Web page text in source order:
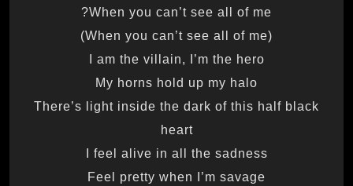
When you can’t see all of me?
(When you can’t see all of me)
I am the villain, I’m the hero
My horns hold up my halo
There’s light inside the dark of this half black
heart
I feel alive in all the sadness
Feel pretty when I’m savage